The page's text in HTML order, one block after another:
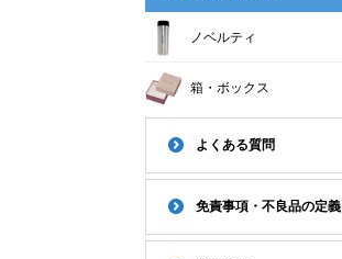
ノベルティ
箱・ボックス
よくある質問
免責事項・不良品の定義